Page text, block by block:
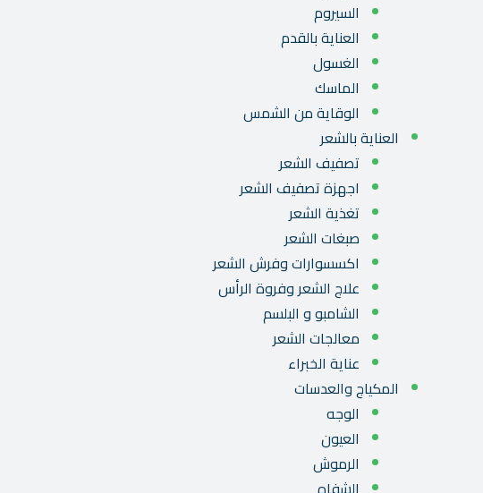
السيروم
العناية بالقدم
الغسول
الماسك
الوقاية من الشمس
العناية بالشعر
تصفيف الشعر
اجهزة تصفيف الشعر
تغذية الشعر
صبغات الشعر
اكسسوارات وفرش الشعر
علاج الشعر وفروة الرأس
الشامبو و البلسم
معالجات الشعر
عناية الخبراء
المكياج والعدسات
الوجه
العيون
الرموش